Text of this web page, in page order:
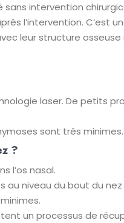
intervention
l’intervention. C’est
leur structure
laser. De petits
sont très
?
l’os nasal.
niveau du bout du nez
un processus de